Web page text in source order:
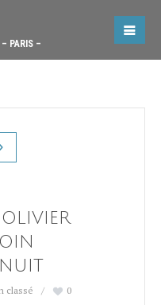
PARIS –
classé 0